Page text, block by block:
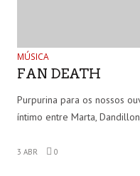
MÚSICA
FAN DEATH
Purpurina para os nossos
íntimo entre Marta,
3 ABR 0